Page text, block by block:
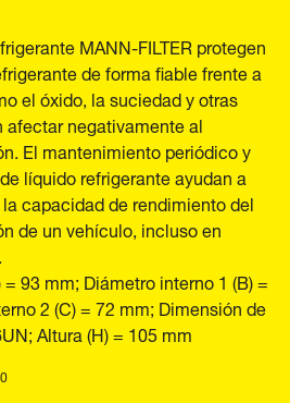
MANN-FILTER protegen
de forma fiable frente a
el óxido, la suciedad y otras
negativamente al
El mantenimiento periódico y
líquido refrigerante ayudan a
capacidad de rendimiento del
de un vehículo, incluso en
93 mm; Diámetro interno 1 (B) =
2 (C) = 72 mm; Dimensión de
Altura (H) = 105 mm